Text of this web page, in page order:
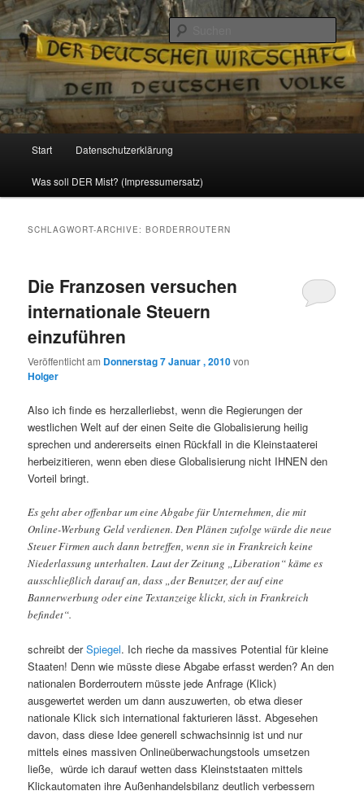
Reizzentrum
Politik, Wirtschaft, Soziales und Gesellschaft
Zum
Inhalt
Zum
sekundären
Start Datenschutzerklärung
Was soll DER Mist? (Impressumersatz)
SCHLAGWORT-ARCHIVE:BORDERROUTERN
Die Franzosen versuchen
internationale Steuern
einzuführen
Veröffentlicht am Donnerstag 7 Januar , 2010von
Holger
Also ich finde es herzallerliebst, wenn die Regierungen der
westlichen Welt auf der einen Seite die Globalisierung heilig
sprechen und andererseits einen Rückfall in die Kleinstaaterei
herbeizitieren, wenn eben diese Globalisierung nicht IHNEN den
Vorteil bringt.
Es geht aber offenbar um eine Abgabe für Unternehmen, die mit
Online-Werbung Geld verdienen. Den Plänen zufolge würde die neue
Steuer Firmen auch dann betreffen, wenn sie in Frankreich keine
Niederlassung unterhalten. Laut der Zeitung „Liberation“ käme es
ausschließlich darauf an, dass „der Benutzer, der auf eine
Bannerwerbung oder eine Textanzeige klickt, sich in Frankreich
befindet“.
schreibt derSpiegel. Ich rieche da massives Potential für kleine
Staaten! Denn wie müsste diese Abgabe erfasst werden? An den
nationalen Borderroutern müsste jede Anfrage (Klick)
ausgewertet werden um dann auszuwerten, ob etwa dieser
nationale Klick sich international fakturieren lässt. Abgesehen
davon, dass diese Idee generell schwachsinnig ist und nur
mittels eines massiven Onlineüberwachungstools umsetzen
ließe, würde ich darauf wetten dass Kleinststaaten mittels
Klickautomaten ihre Außenhandelsbilanz deutlich verbessern